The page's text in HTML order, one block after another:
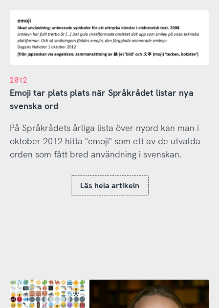
2012
Emoji tar plats plats när Språkrådet listar nya
svenska ord
På Språkrådets årliga lista över nyord kan man i
oktober 2012 hitta "emoji" som ett av de utvalda
orden som fått bred användning i svenskan.
Läs hela artikeln